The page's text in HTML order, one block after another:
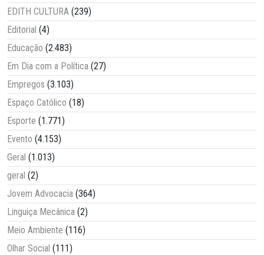
EDITH CULTURA (239)
Editorial (4)
Educação (2.483)
Em Dia com a Política (27)
Empregos (3.103)
Espaço Católico (18)
Esporte (1.771)
Evento (4.153)
Geral (1.013)
geral (2)
Jovem Advocacia (364)
Linguiça Mecânica (2)
Meio Ambiente (116)
Olhar Social (111)